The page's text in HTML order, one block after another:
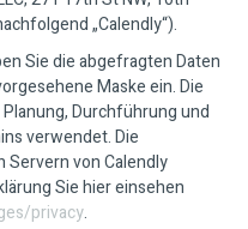
„Calendly“).
Sie die abgefragten Daten
Maske ein. Die
Durchführung und
verwendet. Die
von Calendly
Sie hier einsehen
privacy.